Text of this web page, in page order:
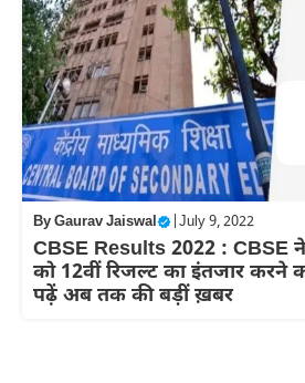
ByGaurav Jaiswal July 9, 2022
CBSE Results 2022 : CBSE ने
को 12वीं रिजल्ट का इंतजार करने
पढ़ें अब तक की बड़ीं ख़बर